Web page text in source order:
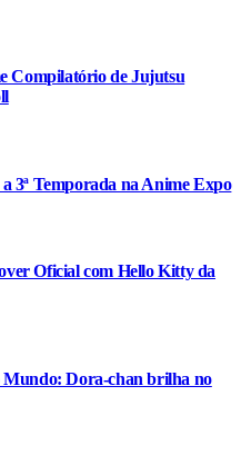
Compilatório de Jujutsu
3ª Temporada na Anime Expo
Oficial com Hello Kitty da
Dora-chan brilha no